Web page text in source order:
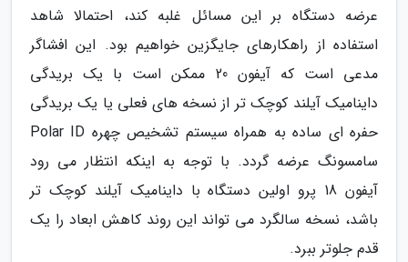
عرضه دستگاه بر این مسائل غلبه کند، احتمالا شاهد
استفاده از راهکارهای جایگزین خواهیم بود. این افشاگر
مدعی است که آیفون 20 ممکن است با یک بریدگی
داینامیک آیلند کوچک تر از نسخه های فعلی یا یک بریدگی
حفره ای ساده به همراه سیستم تشخیص چهره Polar ID
سامسونگ عرضه گردد. با توجه به اینکه انتظار می رود
آیفون 18 پرو اولین دستگاه با داینامیک آیلند کوچک تر
باشد، نسخه سالگرد می تواند این روند کاهش ابعاد را یک
قدم جلوتر ببرد.